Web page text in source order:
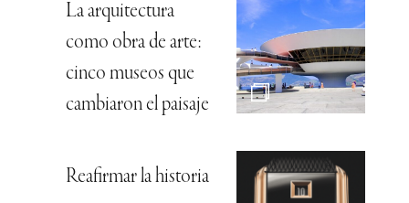
La arquitectura
como obra de arte:
cinco museos que
cambiaron el paisaje
Reafirmar la historia